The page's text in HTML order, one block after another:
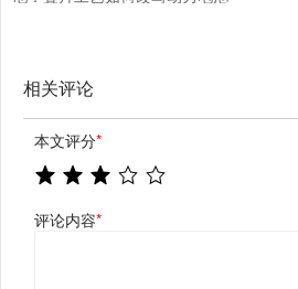
相关评论
本文评分*
评论内容*